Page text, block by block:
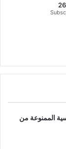
الممنوعة من